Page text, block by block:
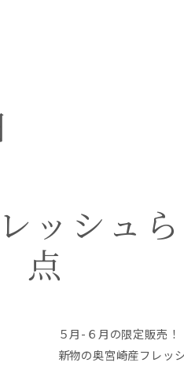
ッシュ
点
５月-６月の限定販売！
新物の奥宮崎産フレッ